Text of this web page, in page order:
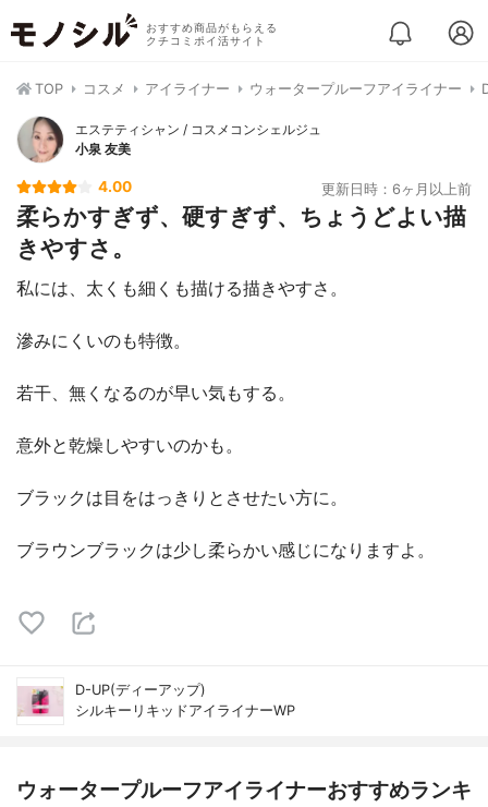
おすすめ商品がもらえる
クチコミポイ活サイト
TOP コスメ アイライナー ウォータープルーフアイライナー
エステティシャン / コスメコンシェルジュ
小泉 友美
4.00 更新日時：6ヶ月以上前
柔らかすぎず、硬すぎず、ちょうどよい描
きやすさ。
私には、太くも細くも描ける描きやすさ。
滲みにくいのも特徴。
若干、無くなるのが早い気もする。
意外と乾燥しやすいのかも。
ブラックは目をはっきりとさせたい方に。
ブラウンブラックは少し柔らかい感じになりますよ。
D-UP(ディーアップ)
シルキーリキッドアイライナーWP
ウォータープルーフアイライナーおすすめランキ